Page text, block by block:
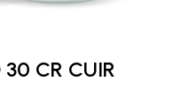
30 CR CUIR